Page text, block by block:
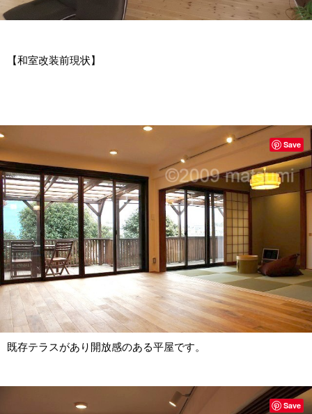
【和室改装前現状】
既存テラスがあり開放感のある平屋です。
Save
Save